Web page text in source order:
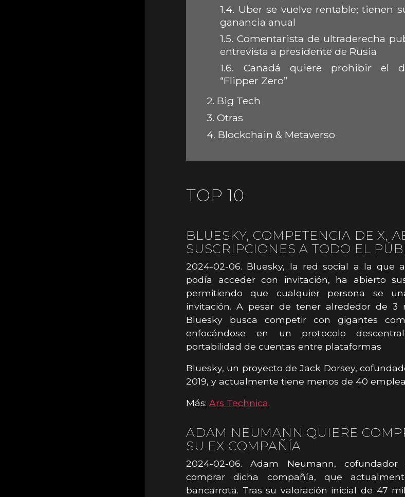
1.4. Uber se vuelve rentable; tienen
ganancia anual
1.5. Comentarista de ultraderecha
entrevista a presidente de Rusia
1.6. Canadá quiere prohibir el
“Flipper Zero”
2. Big Tech
3. Otras
4. Blockchain & Metaverso
TOP 10
BLUESKY, COMPETENCIA DE X,
SUSCRIPCIONES A TODO EL
2024-02-06. Bluesky, la red social a la que
podía acceder con invitación, ha abierto
permitiendo que cualquier persona se
invitación. A pesar de tener alrededor de 3
Bluesky busca competir con gigantes
enfocándose en un protocolo
portabilidad de cuentas entre plataformas
Bluesky, un proyecto de Jack Dorsey,
2019, y actualmente tiene menos de 40
Más: Ars Technica.
ADAM NEUMANN QUIERE
SU EX COMPAÑÍA
2024-02-06. Adam Neumann,
comprar dicha compañía, que
bancarrota. Tras su valoración inicial de 47